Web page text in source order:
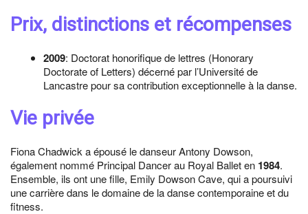
Prix, distinctions et récompenses
2009: Doctorat honorifique de lettres (Honorary
Doctorate of Letters) décerné par l’Université de
Lancastre pour sa contribution exceptionnelle à la danse.
Vie privée
Fiona Chadwick a épousé le danseur Antony Dowson,
également nommé Principal Dancer au Royal Ballet en 1984.
Ensemble, ils ont une fille, Emily Dowson Cave, qui a poursuivi
une carrière dans le domaine de la danse contemporaine et du
fitness.